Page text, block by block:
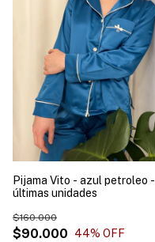
Pijama Vito - azul petroleo -
últimas unidades
$90.000
$160.000
44% OFF